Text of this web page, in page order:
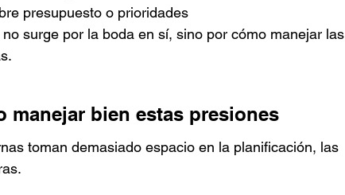
presupuesto o prioridades
surge por la boda en sí, sino por cómo manejar las
manejar bien estas presiones
toman demasiado espacio en la planificación, las